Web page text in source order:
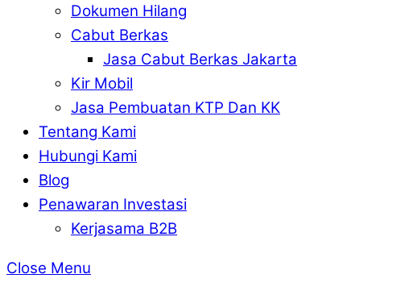
Dokumen Hilang
Cabut Berkas
Jasa Cabut Berkas Jakarta
Kir Mobil
Jasa Pembuatan KTP Dan KK
Tentang Kami
Hubungi Kami
Blog
Penawaran Investasi
Kerjasama B2B
Close Menu